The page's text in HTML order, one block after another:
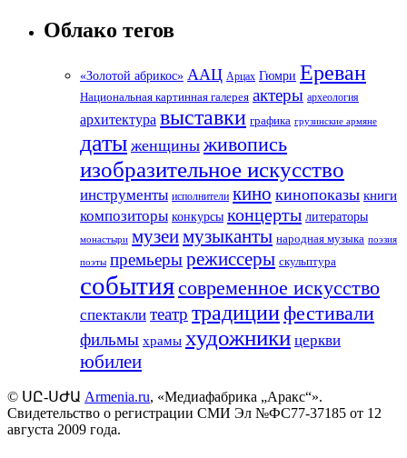
Облако тегов
«Золотой абрикос» ААЦ Арцах Гюмри Ереван
Национальная картинная галерея актеры археология
архитектура выставки графика грузинские армяне
даты женщины живопись
изобразительное искусство
инструменты исполнители кино кинопоказы книги
композиторы конкурсы концерты литераторы
монастыри музеимузыканты народная музыка поэзия
поэты премьерырежиссеры скульптура
событиясовременное искусство
спектакли театр традициифестивали
фильмы храмы художники церкви
юбилеи
© ՍԸ-ՍԺԱ Armenia.ru, «Медиафабрика „Аракс“».
Свидетельство о регистрации СМИ Эл №ФС77-37185 от 12
августа 2009 года.